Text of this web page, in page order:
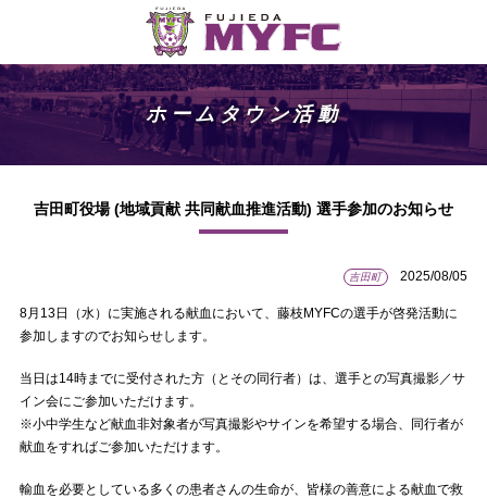
ホームタウン活動
吉田町役場 (地域貢献 共同献血推進活動) 選手参加のお知らせ
吉田町 2025/08/05
8月13日（水）に実施される献血において、藤枝MYFCの選手が啓発活動に
参加しますのでお知らせします。
当日は14時までに受付された方（とその同行者）は、選手との写真撮影／サ
イン会にご参加いただけます。
※小中学生など献血非対象者が写真撮影やサインを希望する場合、同行者が
献血をすればご参加いただけます。
輸血を必要としている多くの患者さんの生命が、皆様の善意による献血で救